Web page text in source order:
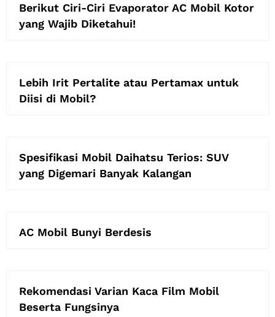
Berikut Ciri-Ciri Evaporator AC Mobil Kotor
yang Wajib Diketahui!
Lebih Irit Pertalite atau Pertamax untuk
Diisi di Mobil?
Spesifikasi Mobil Daihatsu Terios: SUV
yang Digemari Banyak Kalangan
AC Mobil Bunyi Berdesis
Rekomendasi Varian Kaca Film Mobil
Beserta Fungsinya